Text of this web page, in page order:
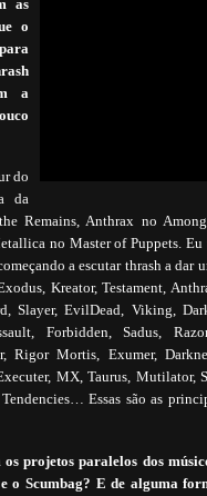
as
o
a
do
da
Remains, Anthrax no
no Master of Puppets. Eu
a escutar thrash a dar
Kreator, Testament,
Slayer, EvilDead, Viking,
Forbidden, Sadus,
Rigor Mortis, Exumer,
MX, Taurus, Mutilator,
Tendencies… Essas são as
os projetos paralelos dos
o Scumbag? E de alguma